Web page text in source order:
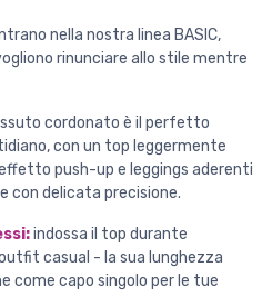
nella nostra linea BASIC,
rinunciare allo stile mentre
cordonato è il perfetto
con un top leggermente
push-up e leggings aderenti
con delicata precisione.
indossa il top durante
casual - la sua lunghezza
come capo singolo per le tue